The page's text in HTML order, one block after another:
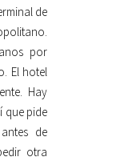
de
por
El hotel
Hay
que pide
de
otra